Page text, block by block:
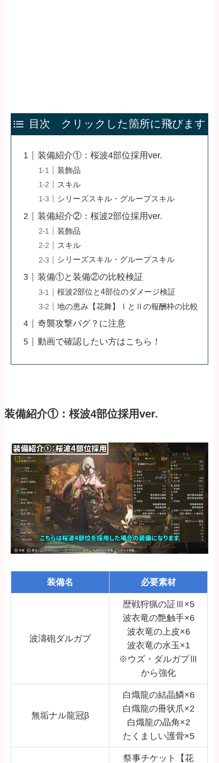
目次 クリックした箇所に飛びます
装備紹介①：桜波4部位採用ver.
装飾品
スキル
シリーズスキル・グループスキル
装備紹介②：桜波2部位採用ver.
装飾品
スキル
シリーズスキル・グループスキル
装備①と装備②の比較検証
桜波2部位と4部位のダメージ検証
地の恵み【花舞】ⅠとⅡの報酬枠の比較
奇襲攻撃バグ？に注意
動画で確認したい方はこちら！
装備紹介①：桜波4部位採用ver.
装備名 必要素材
波濤砲ダルガプ
歴戦狩猟の証Ⅲ×5
波衣竜の艶触手×6
波衣竜の上皮×6
波衣竜の水玉×1
※ウズ・ダルガプⅢ
から強化
無垢ナル龍冠β
白熾龍の結晶鱗×6
白熾龍の冊状爪×2
白熾龍の晶角×2
たくましい護骨×5
祭事チケット【花